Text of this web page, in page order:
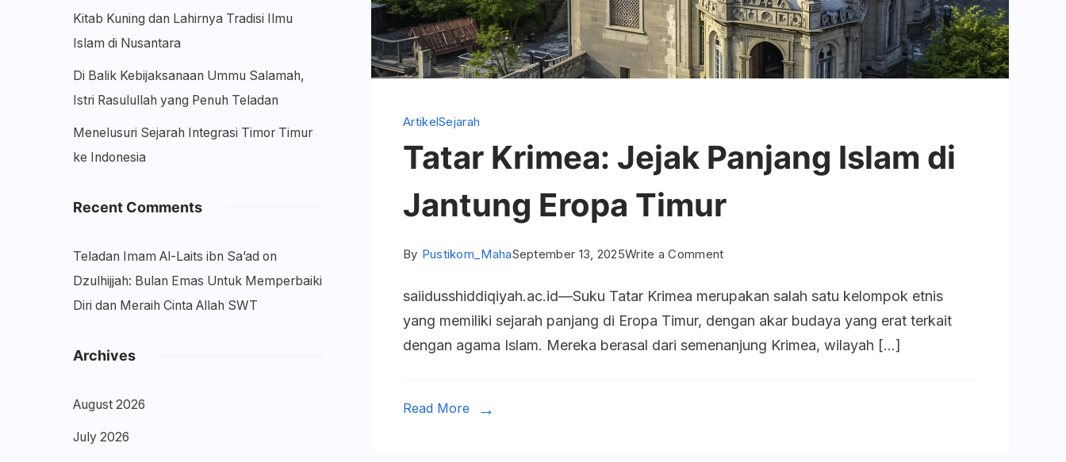
ArtikelSejarah
Tatar Krimea: Jejak Panjang Islam di
Jantung Eropa Timur
By Pustikom_MahaSeptember 13, 2025Write a Commenton
Krimea:
Jejak
Panjang
saiidusshiddiqiyah.ac.id—Suku Tatar Krimea merupakan salah satu kelompok etnis
yang memiliki sejarah panjang di Eropa Timur, dengan akar budaya yang erat terkait
dengan agama Islam. Mereka berasal dari semenanjung Krimea, wilayah […]
Read More
Kitab Kuning dan Lahirnya Tradisi Ilmu
Islam di Nusantara
Di Balik Kebijaksanaan Ummu Salamah,
Istri Rasulullah yang Penuh Teladan
Menelusuri Sejarah Integrasi Timor Timur
ke Indonesia
Recent Comments
Teladan Imam Al-Laits ibn Sa’ad on
Dzulhijjah: Bulan Emas Untuk Memperbaiki
Diri dan Meraih Cinta Allah SWT
Archives
August 2026
July 2026